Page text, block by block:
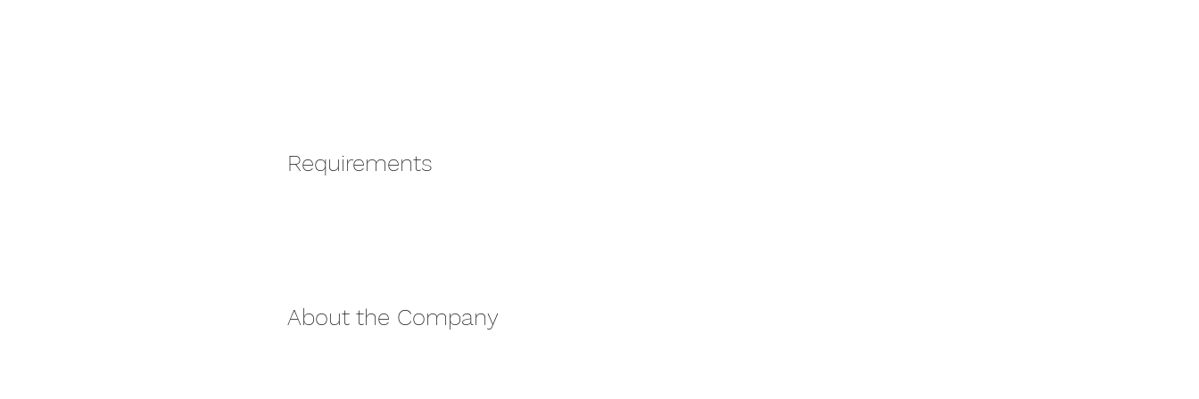
Requirements
About the Company